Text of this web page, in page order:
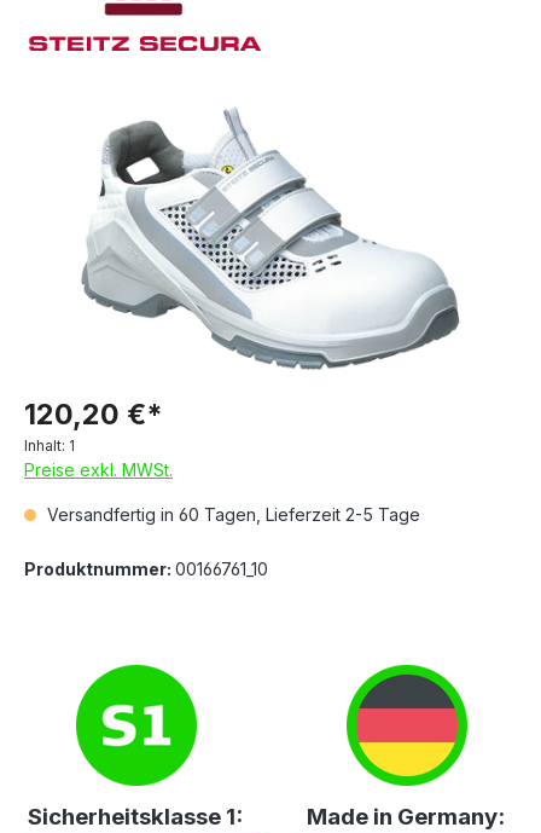
120,20 €*
Inhalt: 1
Preise exkl. MWSt.
Versandfertig in 60 Tagen, Lieferzeit 2-5 Tage
Produktnummer: 00166761_10
Sicherheitsklasse 1: Made in Germany: